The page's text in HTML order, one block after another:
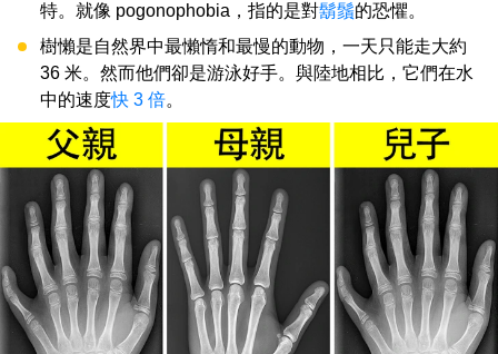
特。就像 pogonophobia，指的是對鬍鬚的恐懼。
樹懶是自然界中最懶惰和最慢的動物，一天只能走大約
36 米。然而他們卻是游泳好手。與陸地相比，它們在水
中的速度快 3 倍。